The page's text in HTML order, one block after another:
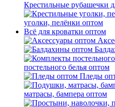
Крестильные рубашечки
уголки, пелёнки оптом
Всё для кроватки оптом
постельного белья оптом
Пледы
матрасы, бампера оптом